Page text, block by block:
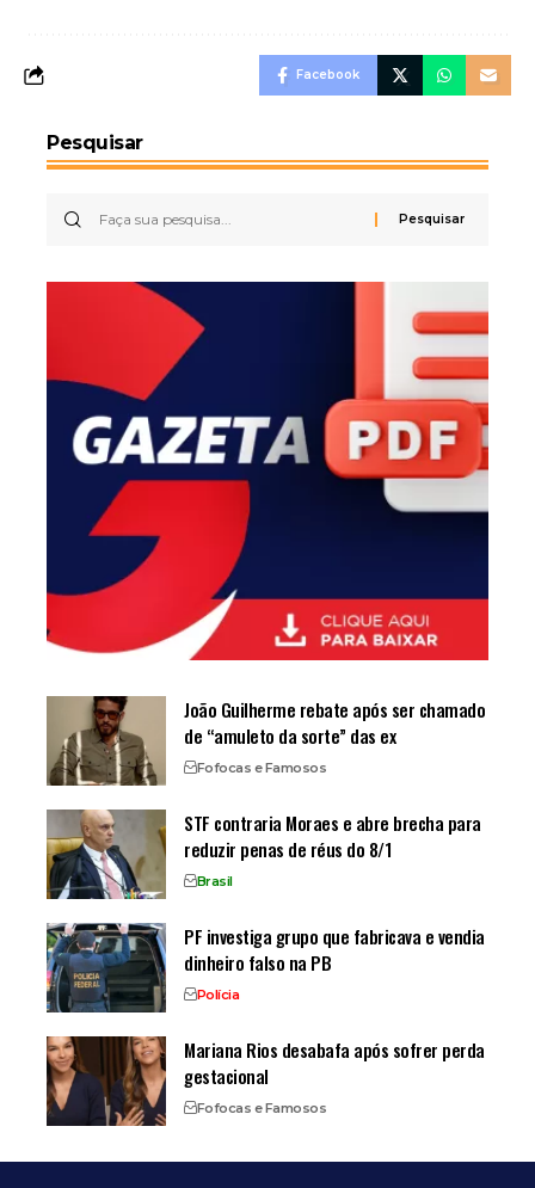
Facebook
Pesquisar
João Guilherme rebate após ser chamado
de “amuleto da sorte” das ex
Fofocas e Famosos
STF contraria Moraes e abre brecha para
reduzir penas de réus do 8/1
Brasil
PF investiga grupo que fabricava e vendia
dinheiro falso na PB
Polícia
Mariana Rios desabafa após sofrer perda
gestacional
Fofocas e Famosos